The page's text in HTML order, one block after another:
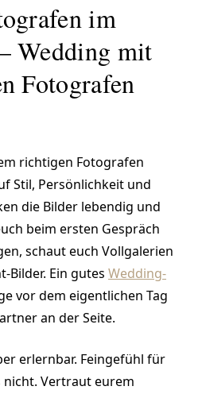
im
Wedding mit
Fotografen
richtigen Fotografen
Stil, Persönlichkeit und
die Bilder lebendig und
beim ersten Gespräch
schaut euch Vollgalerien
Bilder. Ein gutes Wedding-
vor dem eigentlichen Tag
an der Seite.
erlernbar. Feingefühl für
nicht. Vertraut eurem